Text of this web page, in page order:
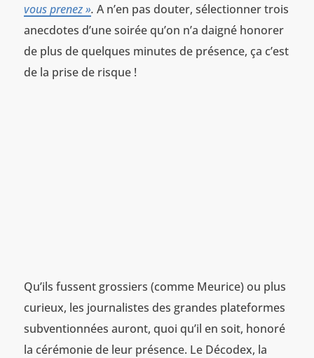
vous prenez ». A n’en pas douter, sélectionner trois
anecdotes d’une soirée qu’on n’a daigné honorer
de plus de quelques minutes de présence, ça c’est
de la prise de risque !
Qu’ils fussent grossiers (comme Meurice) ou plus
curieux, les journalistes des grandes plateformes
subventionnées auront, quoi qu’il en soit, honoré
la cérémonie de leur présence. Le Décodex, la